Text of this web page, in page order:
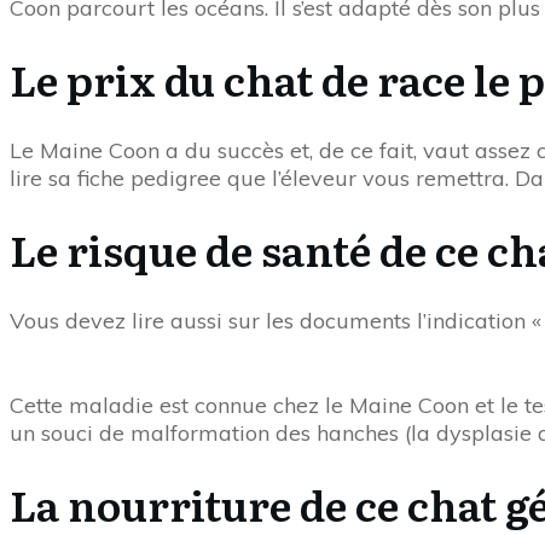
Coon parcourt les océans. Il s’est adapté dès son
Le prix du chat de race le
Le Maine Coon a du succès et, de ce fait, vaut
lire sa fiche pedigree que l’éleveur vous remettra.
Le risque de santé de ce
Vous devez lire aussi sur les documents l’indication
Cette maladie est connue chez le Maine Coon et le
un souci de malformation des hanches (la dysplasie
La nourriture de ce chat